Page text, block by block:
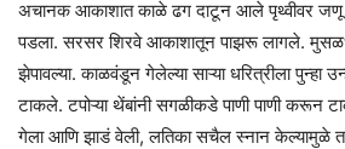
अचानक आकाशात काळे ढग दाटून आले पृथ्वीवर जणू
पडला. सरसर शिरवे आकाशातून पाझरू लागले.
झेपावल्या. काळवंडून गेलेल्या साऱ्या धरित्रीला पुन्हा
टाकले. टपोऱ्या थेंबांनी सगळीकडे पाणी पाणी करून
गेला आणि झाडं वेली, लतिका सचैल स्नान केल्यामुळे